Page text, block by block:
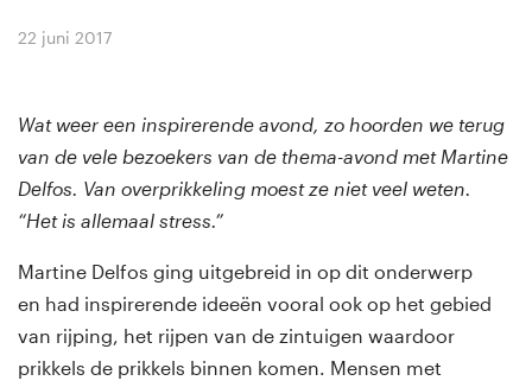
22 juni 2017
Wat weer een inspirerende avond, zo hoorden we terug
van de vele bezoekers van de thema-avond met Martine
Delfos. Van overprikkeling moest ze niet veel weten.
“Het is allemaal stress.”
Martine Delfos ging uitgebreid in op dit onderwerp
en had inspirerende ideeën vooral ook op het gebied
van rijping, het rijpen van de zintuigen waardoor
prikkels de prikkels binnen komen. Mensen met